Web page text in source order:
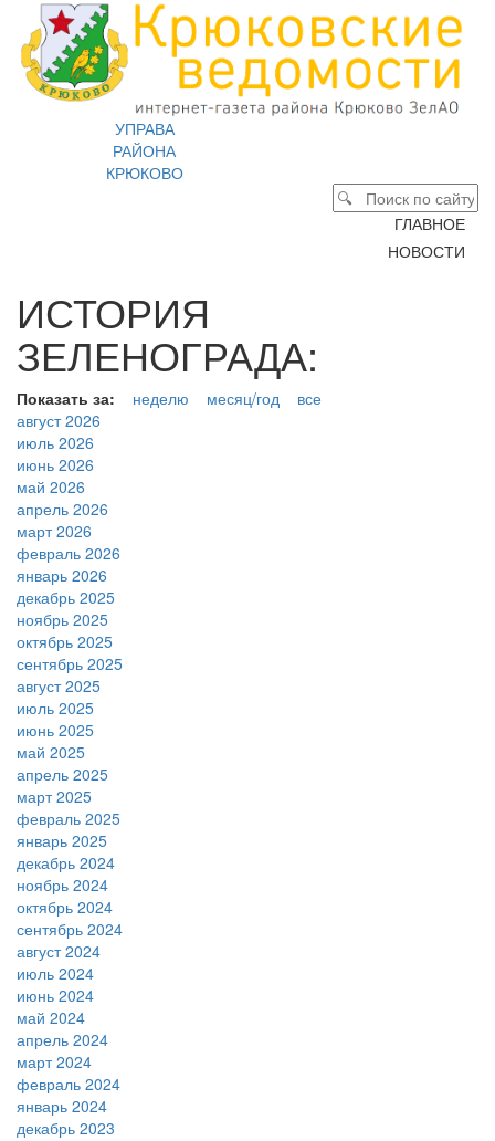
УПРАВА
РАЙОНА
КРЮКОВО
ГЛАВНОЕ
НОВОСТИ
ИСТОРИЯ
ЗЕЛЕНОГРАДА:
Показать за: неделю месяц/год
все
август 2026
июль 2026
июнь 2026
май 2026
апрель 2026
март 2026
февраль 2026
январь 2026
декабрь 2025
ноябрь 2025
октябрь 2025
сентябрь 2025
август 2025
июль 2025
июнь 2025
май 2025
апрель 2025
март 2025
февраль 2025
январь 2025
декабрь 2024
ноябрь 2024
октябрь 2024
сентябрь 2024
август 2024
июль 2024
июнь 2024
май 2024
апрель 2024
март 2024
февраль 2024
январь 2024
декабрь 2023